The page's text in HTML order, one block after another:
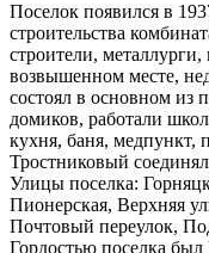
Поселок появился в
строительства
строители,
возвышенном месте,
состоял в основном из
домиков, работали
кухня, баня, медпункт,
Тростниковый
Улицы поселка:
Пионерская, Верхняя
Почтовый переулок,
Гордостью поселка